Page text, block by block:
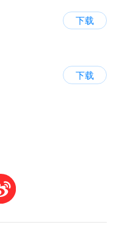
下载
下载